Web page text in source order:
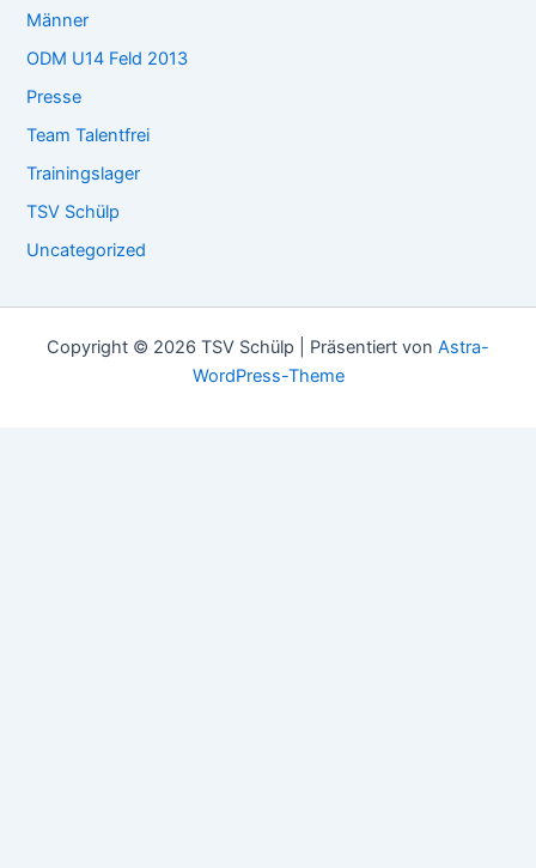
Männer
ODM U14 Feld 2013
Presse
Team Talentfrei
Trainingslager
TSV Schülp
Uncategorized
Copyright © 2026 TSV Schülp | Präsentiert von Astra-
WordPress-Theme